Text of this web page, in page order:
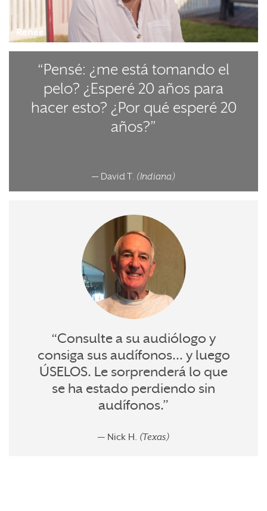
Renee
“Pensé: ¿me está tomando el
pelo? ¿Esperé 20 años para
hacer esto? ¿Por qué esperé 20
años?”
— David T. (Indiana)
“Consulte a su audiólogo y
consiga sus audífonos… y luego
ÚSELOS. Le sorprenderá lo que
se ha estado perdiendo sin
audífonos.”
— Nick H. (Texas)